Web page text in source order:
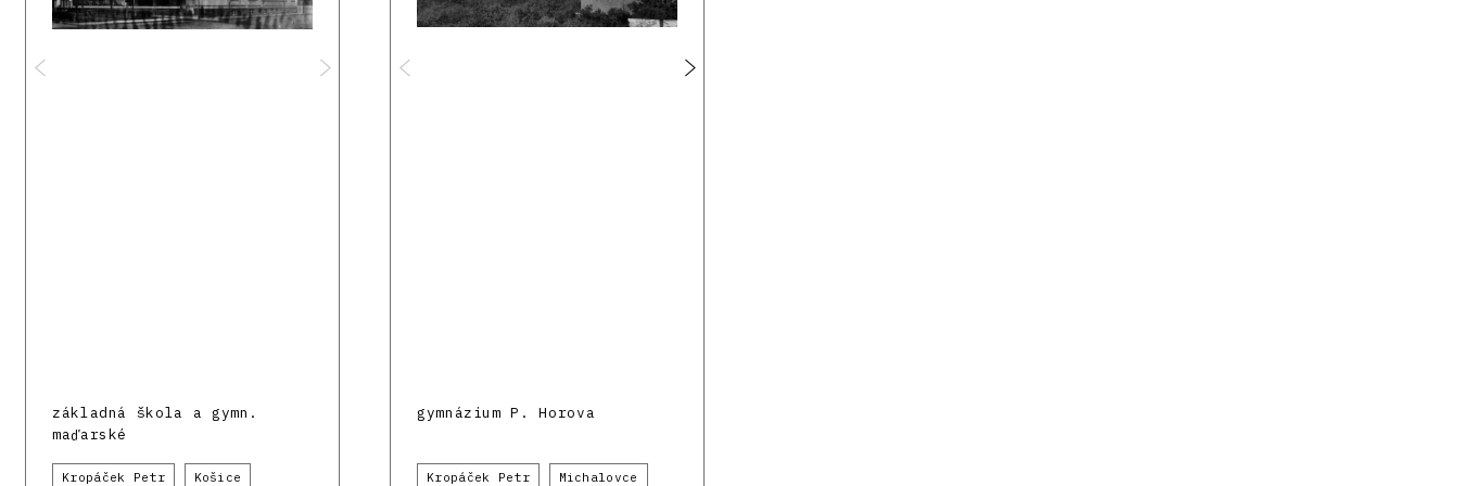
základná škola a gymn.
maďarské
Kropáček Petr Košice
gymnázium P. Horova
Kropáček Petr Michalovce